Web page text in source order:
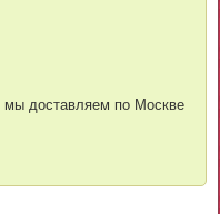
доставляем по Москве